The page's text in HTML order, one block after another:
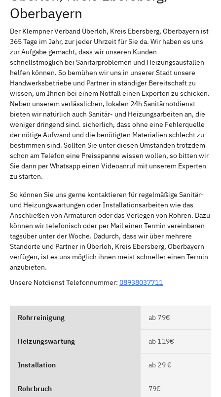
Oberbayern
Der Klempner Verband Überloh, Kreis Ebersberg, Oberbayern ist
365 Tage im Jahr, zur jeder Uhrzeit für Sie da. Wir haben es uns
zur Aufgabe gemacht, dass wir unseren Kunden
schnellstmöglich bei Sanitärproblemen und Heizungsausfällen
helfen können. So bemühen wir uns in unserer Stadt unsere
Handwerksbetriebe und Partner in ständiger Bereitschaft zu
wissen, um Ihnen bei einem Notfall einen Experten zu schicken.
Neben unserem verlässlichen, lokalen 24h Sanitärnotdienst
bieten wir natürlich auch Sanitär- und Heizungsarbeiten an, die
weniger dringend sind. sicherlich, dass ohne eine Fehlerquelle
der nötige Aufwand und die benötigten Materialien schlecht zu
bestimmen sind. Sollten Sie unter diesen Umständen trotzdem
schon am Telefon eine Preisspanne wissen wollen, so bitten wir
Sie dann per Whatsapp einen Videoanruf mit unserem Experten
zu starten.
So können Sie uns gerne kontaktieren für regelmäßige Sanitär-
und Heizungswartungen oder Installationsarbeiten wie das
Anschließen von Armaturen oder das Verlegen von Rohren. Dazu
können wir telefonisch oder per Mail einen Termin vereinbaren
tagsüber unter der Woche. Dadurch, dass wir über mehrere
Standorte und Partner in Überloh, Kreis Ebersberg, Oberbayern
verfügen, ist es uns möglich ihnen meist schneller einen Termin
anzubieten.
Unsere Notdienst Telefonnummer: 08938037711
Rohrreinigung ab 79€
Heizungswartung ab 119€
Installation ab 29 €
Rohrbruch 79€